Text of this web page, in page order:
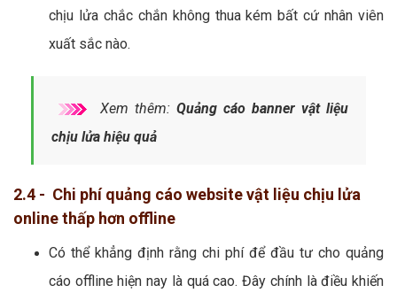
chịu lửa chắc chắn không thua kém bất cứ nhân viên
xuất sắc nào.
Xem thêm: Quảng cáo banner vật liệu
chịu lửa hiệu quả
2.4 - Chi phí quảng cáo website vật liệu chịu lửa
online thấp hơn offline
Có thể khẳng định rằng chi phí để đầu tư cho quảng
cáo offline hiện nay là quá cao. Đây chính là điều khiến